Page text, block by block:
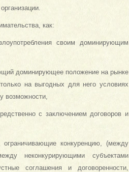
как:
своим доминирующим
доминирующее положение на рынке
на выгодных для него условиях
возможности,
с заключением договоров и
ограничивающие конкуренцию, (между
неконкурирующими субъектами
соглашения и договоренности,